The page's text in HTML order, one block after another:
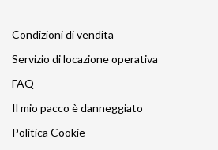
Condizioni di vendita
Servizio di locazione operativa
FAQ
Il mio pacco è danneggiato
Politica Cookie